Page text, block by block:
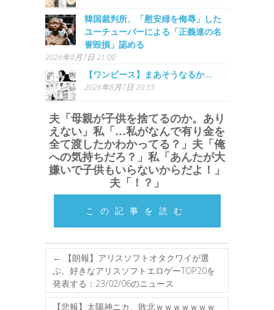
韓国裁判所、「慰安婦を侮辱」した
ユーチューバーによる「正義連の名
誉毀損」認める
2026年8月7日 21:00
【ワンピース】まあそうなるか…
2026年8月7日 20:55
夫「母親が子供を捨てるのか。あり
えない」私「…私がなんで有り金を
全て渡したかわかってる？」夫「俺
への気持ちだろ？」私「あんたが大
嫌いで子供もいらないからだよ！」
夫「！？」
この記事を読む
←
【朗報】アリスソフトオタクワイが選
ぶ、好きなアリスソフトエロゲーTOP20を
発表する：23/02/06のニュース
【悲報】太陽神ニカ、敗北ｗｗｗｗｗｗｗ